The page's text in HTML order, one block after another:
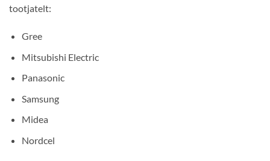
tootjatelt:
Gree
Mitsubishi Electric
Panasonic
Samsung
Midea
Nordcel